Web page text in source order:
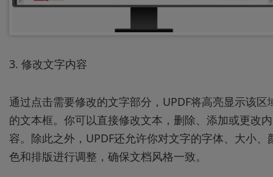
3. 修改文字内容
通过点击需要修改的文字部分，UPDF将高亮显示该区
的文本框。你可以直接修改文本，删除、添加或更改内
容。除此之外，UPDF还允许你对文字的字体、大小、
色和排版进行调整，确保文档风格一致。